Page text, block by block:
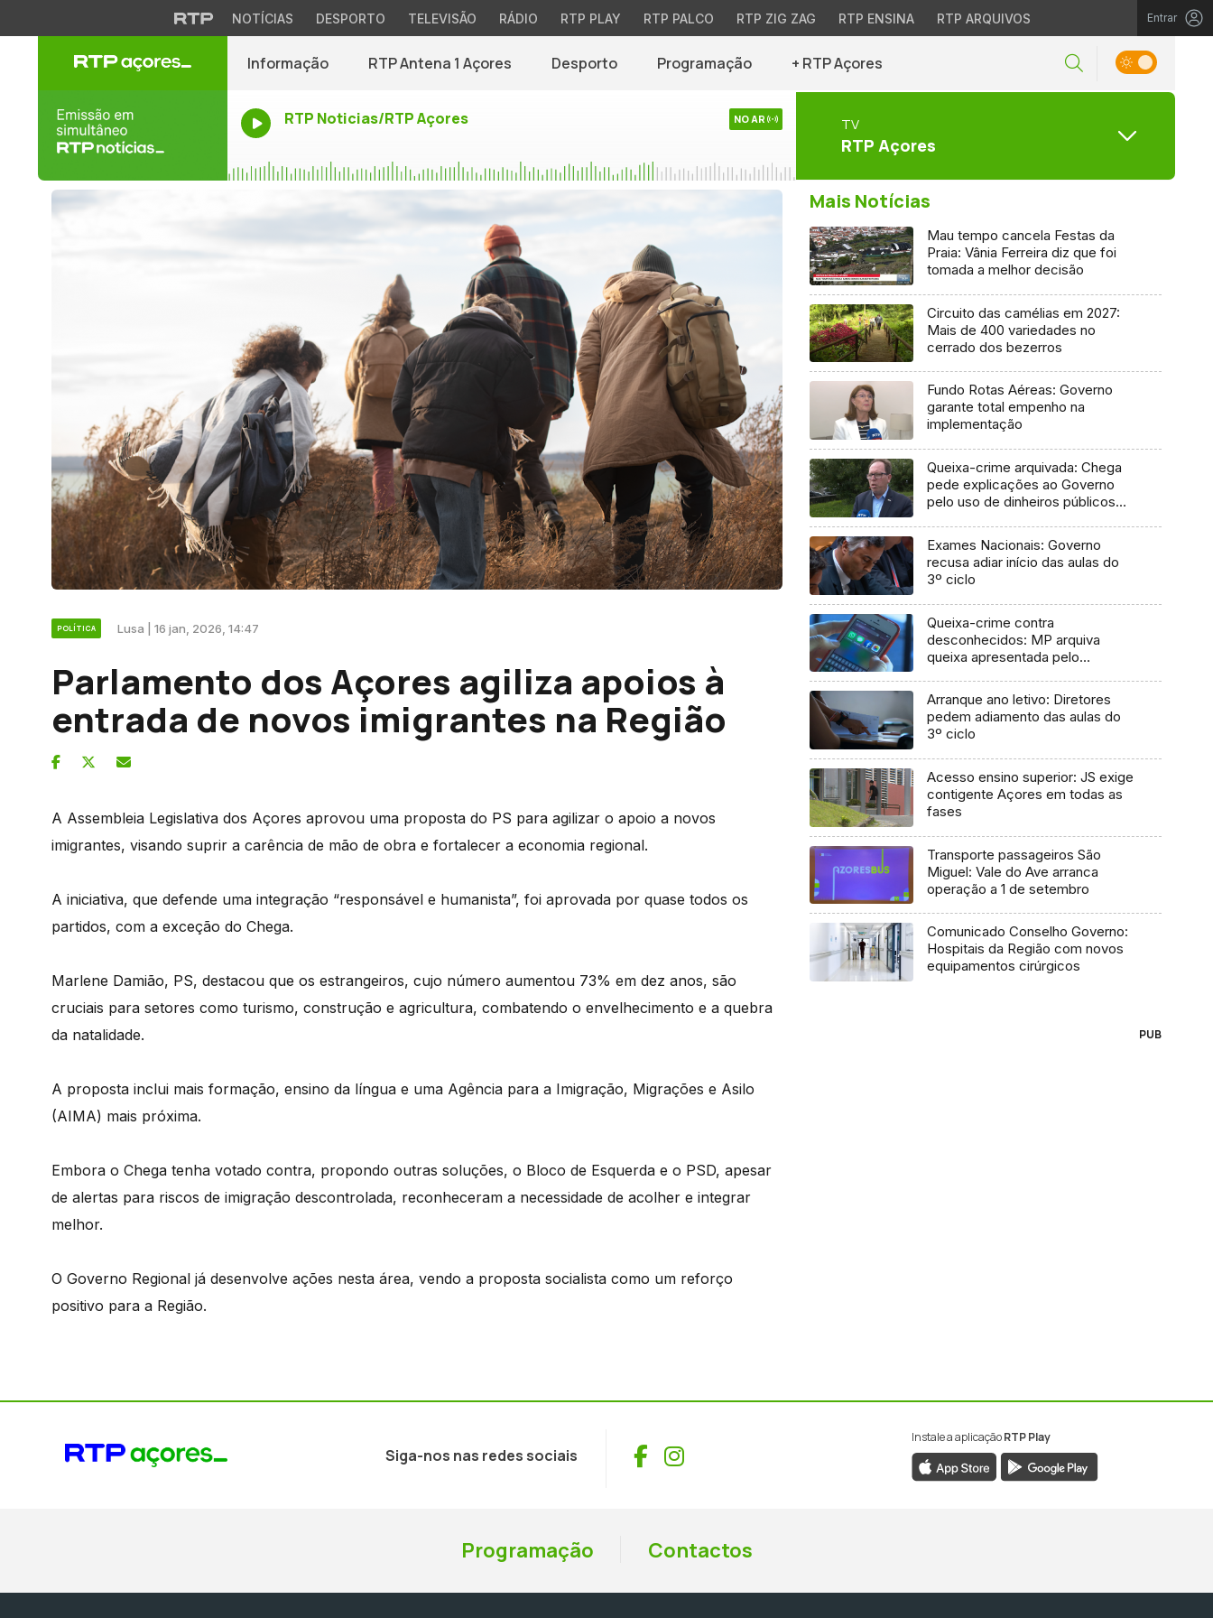
NOTÍCIAS DESPORTO TELEVISÃO RÁDIO RTP PLAY RTP PALCO RTP ZIG ZAG RTP ENSINA RTP ARQUIVOS Entrar
Informação RTP Antena 1 Açores Desporto Programação + RTP Açores
RTP Noticias/RTP Açores NO AR TV
RTP Açores
POLÍTICA Lusa | 16 jan, 2026, 14:47
Parlamento dos Açores agiliza apoios à
entrada de novos imigrantes na Região
A Assembleia Legislativa dos Açores aprovou uma proposta do PS para agilizar o apoio a novos
imigrantes, visando suprir a carência de mão de obra e fortalecer a economia regional.
A iniciativa, que defende uma integração “responsável e humanista”, foi aprovada por quase todos os
partidos, com a exceção do Chega.
Marlene Damião, PS, destacou que os estrangeiros, cujo número aumentou 73% em dez anos, são
cruciais para setores como turismo, construção e agricultura, combatendo o envelhecimento e a quebra
da natalidade.
A proposta inclui mais formação, ensino da língua e uma Agência para a Imigração, Migrações e Asilo
(AIMA) mais próxima.
Embora o Chega tenha votado contra, propondo outras soluções, o Bloco de Esquerda e o PSD, apesar
de alertas para riscos de imigração descontrolada, reconheceram a necessidade de acolher e integrar
melhor.
O Governo Regional já desenvolve ações nesta área, vendo a proposta socialista como um reforço
positivo para a Região.
Mais Notícias
Mau tempo cancela Festas da
Praia: Vânia Ferreira diz que foi
tomada a melhor decisão
Circuito das camélias em 2027:
Mais de 400 variedades no
cerrado dos bezerros
Fundo Rotas Aéreas: Governo
garante total empenho na
implementação
Queixa-crime arquivada: Chega
pede explicações ao Governo
pelo uso de dinheiros públicos
Exames Nacionais: Governo
recusa adiar início das aulas do
3º ciclo
Queixa-crime contra
desconhecidos: MP arquiva
queixa apresentada pelo
Arranque ano letivo: Diretores
pedem adiamento das aulas do
3º ciclo
Acesso ensino superior: JS exige
contigente Açores em todas as
fases
Transporte passageiros São
Miguel: Vale do Ave arranca
operação a 1 de setembro
Comunicado Conselho Governo:
Hospitais da Região com novos
equipamentos cirúrgicos
PUB
Siga-nos nas redes sociais Facebook
Instagram
Instale a aplicaçãoRTP Play
Programação Contactos